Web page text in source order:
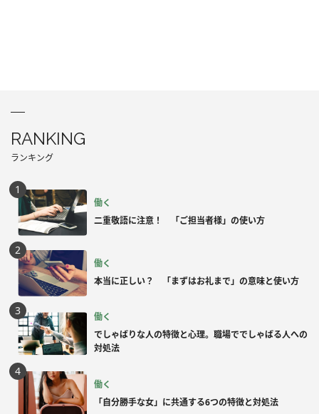
RANKING
ランキング
働く
二重敬語に注意！ 「ご担当者様」の使い方
働く
本当に正しい？ 「まずはお礼まで」の意味と使い方
働く
でしゃばりな人の特徴と心理。職場ででしゃばる人への
対処法
働く
「自分勝手な女」に共通する6つの特徴と対処法